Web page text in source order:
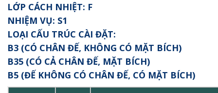
LỚP CÁCH NHIỆT: F
NHIỆM VỤ: S1
LOẠI CẤU TRÚC CÀI ĐẶT:
B3 (CÓ CHÂN ĐẾ, KHÔNG CÓ MẶT BÍCH)
B35 (CÓ CẢ CHÂN ĐẾ, MẶT BÍCH)
B5 (ĐẾ KHÔNG CÓ CHÂN ĐẾ, CÓ MẶT BÍCH)